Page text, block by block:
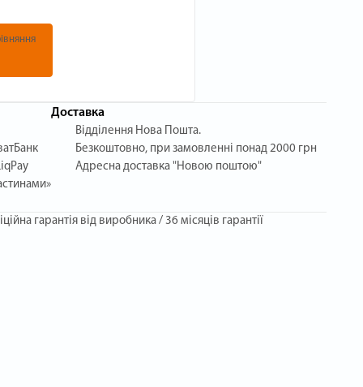
Доставка
Відділення Нова Пошта.
Безкоштовно, при замовленні понад 2000 грн
Адресна доставка "Новою поштою"
гарантія від виробника / 36 місяців гарантії